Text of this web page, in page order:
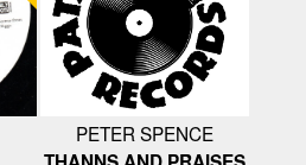
PETER SPENCE